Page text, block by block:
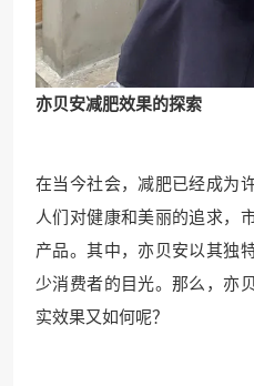
亦贝安减肥效果的探索
在当今社会，减肥已经成为
人们对健康和美丽的追求，
产品。其中，亦贝安以其独
少消费者的目光。那么，亦
实效果又如何呢？